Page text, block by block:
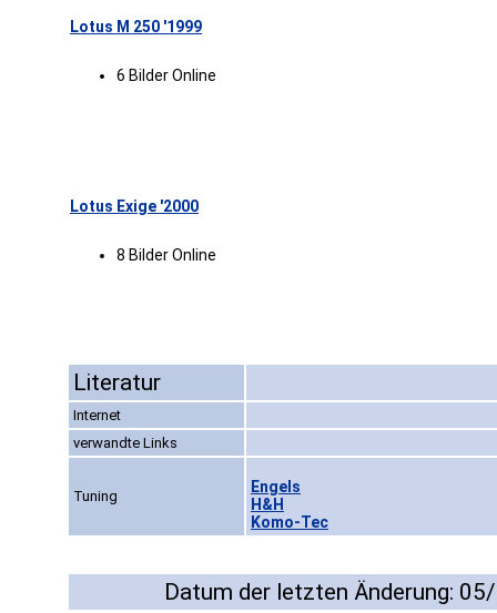
Lotus M 250 '1999
6 Bilder Online
Lotus Exige '2000
8 Bilder Online
Literatur
Internet
verwandte Links
Tuning
Engels
H&H
Komo-Tec
Datum der letzten Änderung: